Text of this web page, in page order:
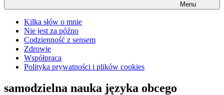
Menu
Kilka słów o mnie
Nie jest za późno
Codzienność z sensem
Zdrowie
Współpraca
Polityka prywatności i plików cookies
samodzielna nauka języka obcego